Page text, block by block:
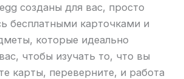
созданы для вас, просто
бесплатными карточками и
которые идеально
чтобы изучать то, что вы
карты, переверните, и работа